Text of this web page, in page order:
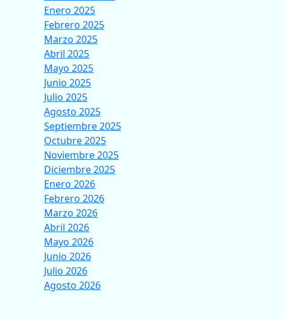
Enero 2025
Febrero 2025
Marzo 2025
Abril 2025
Mayo 2025
Junio 2025
Julio 2025
Agosto 2025
Septiembre 2025
Octubre 2025
Noviembre 2025
Diciembre 2025
Enero 2026
Febrero 2026
Marzo 2026
Abril 2026
Mayo 2026
Junio 2026
Julio 2026
Agosto 2026